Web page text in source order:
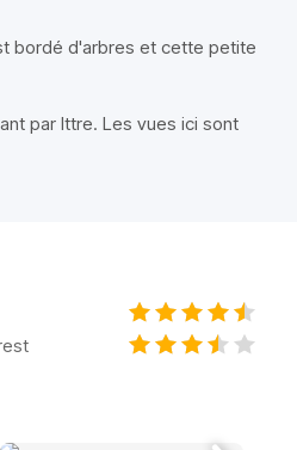
bordé d'arbres et cette petite
par Ittre. Les vues ici sont